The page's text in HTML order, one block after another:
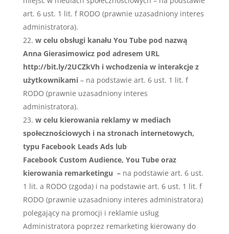
art. 6 ust. 1 lit. f RODO (prawnie uzasadniony interes
administratora).
w celu obsługi kanału You Tube pod nazwą
Anna Gierasimowicz pod adresem URL
http://bit.ly/2UCZkVh i wchodzenia w interakcje z
użytkownikami– na podstawie art. 6 ust. 1 lit. f
RODO (prawnie uzasadniony interes
administratora).
w celu kierowania reklamy w mediach
społecznościowych i na stronach internetowych,
typu Facebook Leads Ads lub
Facebook Custom Audience, You Tube oraz
kierowania remarketingu – na podstawie art. 6 ust.
1 lit. a RODO (zgoda) i na podstawie art. 6 ust. 1 lit. f
RODO (prawnie uzasadniony interes administratora)
polegający na promocji i reklamie usług
Administratora poprzez remarketing kierowany do